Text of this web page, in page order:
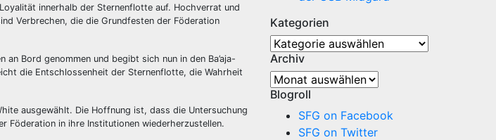
innerhalb der Sternenflotte auf. Hochverrat und
Verbrechen, die die Grundfesten der Föderation
Bord genommen und begibt sich nun in den Ba’aja-
die Entschlossenheit der Sternenflotte, die Wahrheit
ausgewählt. Die Hoffnung ist, dass die Untersuchung
Föderation in ihre Institutionen wiederherzustellen.
Kategorien
Kategorien
Archiv
Archiv
Blogroll
SFG on Facebook
SFG on Twitter